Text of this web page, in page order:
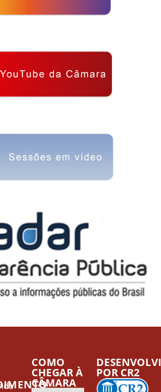
COMO
CHEGAR À
CÂMARA
POR CR2